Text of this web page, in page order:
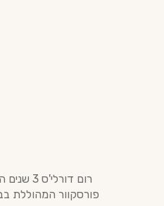
רום
פורסקוור המהוללת